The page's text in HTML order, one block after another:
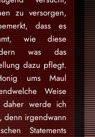
zu versorgen,
dass es
wie diese
was das
dazu pflegt.
ums Maul
Weise
daher werde ich
denn irgendwann
Statements